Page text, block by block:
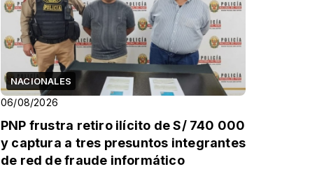
NACIONALES
06/08/2026
PNP frustra retiro ilícito de S/ 740 000
y captura a tres presuntos integrantes
de red de fraude informático